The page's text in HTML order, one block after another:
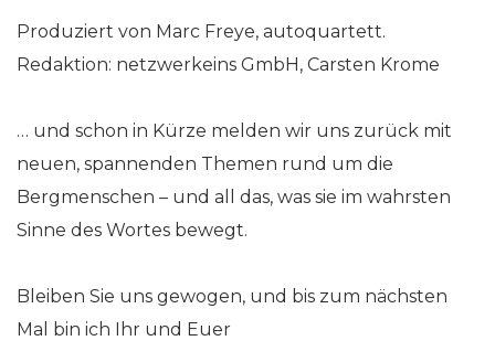
Produziert von Marc Freye, autoquartett.
Redaktion: netzwerkeins GmbH, Carsten Krome
… und schon in Kürze melden wir uns zurück mit
neuen, spannenden Themen rund um die
Bergmenschen – und all das, was sie im wahrsten
Sinne des Wortes bewegt.
Bleiben Sie uns gewogen, und bis zum nächsten
Mal bin ich Ihr und Euer